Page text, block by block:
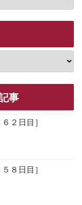
事
２日目］
８日目］